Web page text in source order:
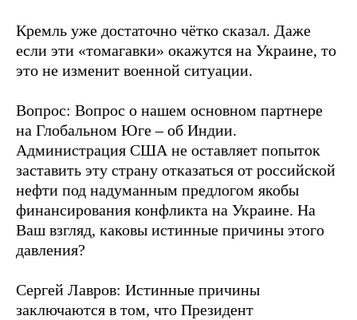
Кремль уже достаточно чётко сказал. Даже
если эти «томагавки» окажутся на Украине, то
это не изменит военной ситуации.
Вопрос: Вопрос о нашем основном партнере
на Глобальном Юге – об Индии.
Администрация США не оставляет попыток
заставить эту страну отказаться от российской
нефти под надуманным предлогом якобы
финансирования конфликта на Украине. На
Ваш взгляд, каковы истинные причины этого
давления?
Сергей Лавров: Истинные причины
заключаются в том, что Президент